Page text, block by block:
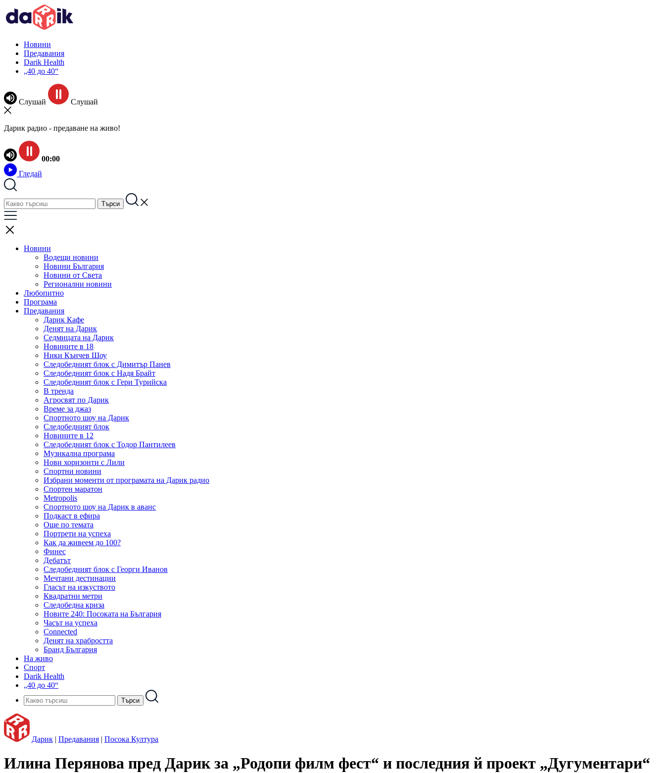
Новини
Предавания
Darik Health
„40 до 40“
Слушай Слушай
Дарик радио - предаване на живо!
00:00
Гледай
Новини
Водещи новини
Новини България
Новини от Света
Регионални новини
Любопитно
Програма
Предавания
Дарик Кафе
Денят на Дарик
Седмицата на Дарик
Новините в 18
Ники Кънчев Шоу
Следобедният блок с Димитър Панев
Следобедният блок с Надя Брайт
Следобедният блок с Гери Турийска
В тренда
Агросвят по Дарик
Време за джаз
Спортното шоу на Дарик
Следобедният блок
Новините в 12
Следобедният блок с Тодор Пантилеев
Музикална програма
Нови хоризонти с Лили
Спортни новини
Избрани моменти от програмата на Дарик радио
Спортен маратон
Metropolis
Спортното шоу на Дарик в аванс
Подкаст в ефира
Още по темата
Портрети на успеха
Как да живеем до 100?
Финес
Дебатът
Следобедният блок с Георги Иванов
Мечтани дестинации
Гласът на изкуството
Квадратни метри
Следобедна криза
Новите 240: Посоката на България
Часът на успеха
Connected
Денят на храбростта
Бранд България
На живо
Спорт
Darik Health
„40 до 40“
Дарик | Предавания | Посока Култура
Илина Перянова пред Дарик за „Родопи филм фест“ и последния й проект „Дугументари“